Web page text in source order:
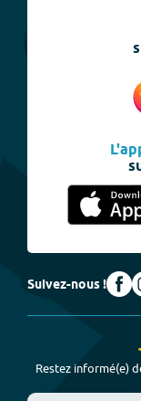
Suivez-nous !
Restez informé(e)